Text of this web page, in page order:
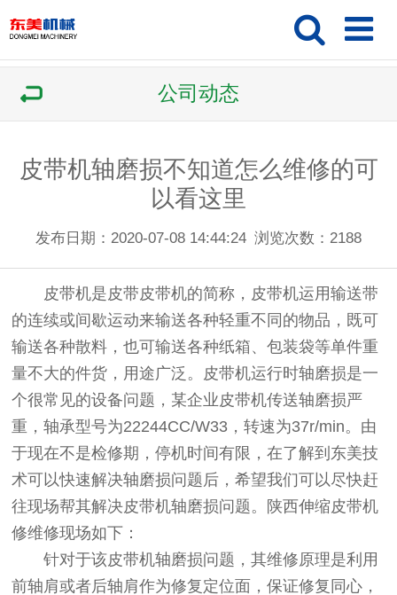
公司动态
皮带机轴磨损不知道怎么维修的可
以看这里
发布日期：2020-07-08 14:44:24 浏览次数： 2188
皮带机是皮带皮带机的简称，皮带机运用输送带
的连续或间歇运动来输送各种轻重不同的物品，既可
输送各种散料，也可输送各种纸箱、包装袋等单件重
量不大的件货，用途广泛。皮带机运行时轴磨损是一
个很常见的设备问题，某企业皮带机传送轴磨损严
重，轴承型号为22244CC/W33，转速为37r/min。由
于现在不是检修期，停机时间有限，在了解到东美技
术可以快速解决轴磨损问题后，希望我们可以尽快赶
往现场帮其解决皮带机轴磨损问题。
陕西伸缩皮带机
修维修现场如下：
针对于该皮带机轴磨损问题，其维修原理是利用
前轴肩或者后轴肩作为修复定位面，保证修复同心，